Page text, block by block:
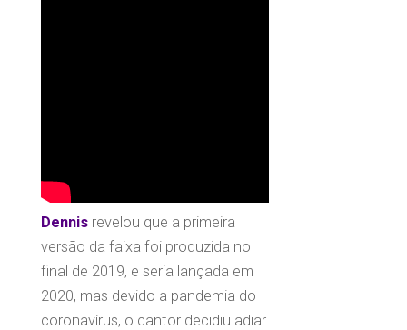
Dennisrevelou que a primeira
versão da faixa foi produzida no
final de 2019, e seria lançada em
2020, mas devido a pandemia do
coronavírus, o cantor decidiu adiar